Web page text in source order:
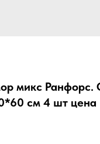
микс Ранфорс.
см 4 шт цена